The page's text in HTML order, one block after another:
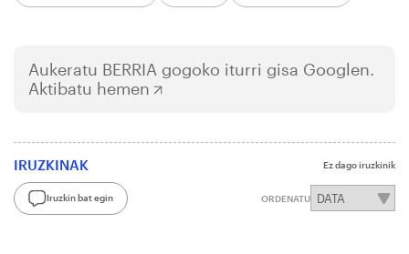
Aukeratu BERRIA gogoko iturri gisa Googlen.
Aktibatu hemen
IRUZKINAK Ez dago iruzkinik
Iruzkin bat egin ORDENATU